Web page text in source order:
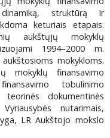
struktūrą ir
keturiais etapais.
aukštųjų mokyklų
1994–2000 m.
mokykloms.
mokyklų finansavimo
tobulinimo
teorinės dokumentinės
nutarimais,
LR Aukštojo mokslo